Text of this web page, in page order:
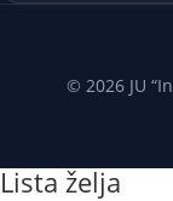
© 2026 JU
Lista želja